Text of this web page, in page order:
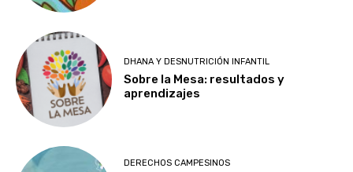
DHANA Y DESNUTRICIÓN INFANTIL
Sobre la Mesa: resultados y
aprendizajes
DERECHOS CAMPESINOS